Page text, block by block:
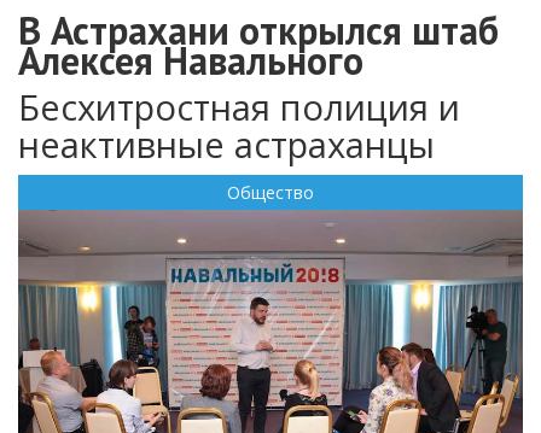
В Астрахани открылся штаб
Алексея Навального
Бесхитростная полиция и
неактивные астраханцы
Общество